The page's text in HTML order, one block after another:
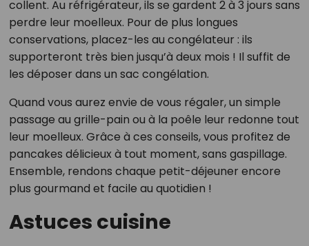
collent. Au réfrigérateur, ils se gardent 2 à 3 jours sans
perdre leur moelleux. Pour de plus longues
conservations, placez-les au congélateur : ils
supporteront très bien jusqu’à deux mois ! Il suffit de
les déposer dans un sac congélation.
Quand vous aurez envie de vous régaler, un simple
passage au grille-pain ou à la poêle leur redonne tout
leur moelleux. Grâce à ces conseils, vous profitez de
pancakes délicieux à tout moment, sans gaspillage.
Ensemble, rendons chaque petit-déjeuner encore
plus gourmand et facile au quotidien !
Astuces cuisine